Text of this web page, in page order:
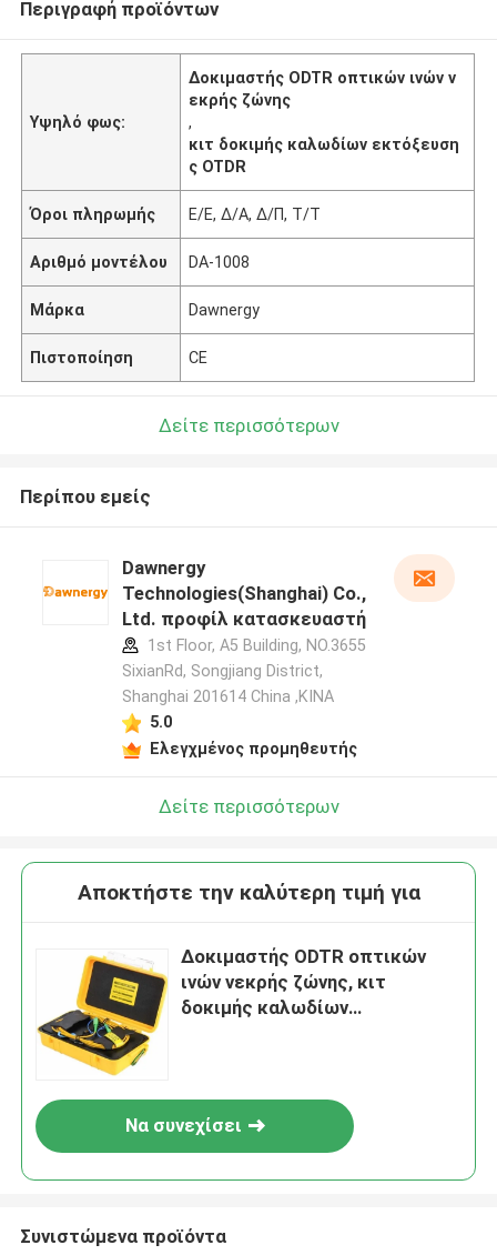
Περιγραφή προϊόντων
Υψηλό φως:
Δοκιμαστής ODTR οπτικών ινών ν
εκρής ζώνης
,
κιτ δοκιμής καλωδίων εκτόξευση
ς OTDR
Όροι πληρωμής Ε/Ε, Δ/Α, Δ/Π, Τ/Τ
Αριθμό μοντέλου DA-1008
Μάρκα Dawnergy
Πιστοποίηση CE
Δείτε περισσότερων
Περίπου εμείς
Dawnergy
Technologies(Shanghai) Co.,
Ltd. προφίλ κατασκευαστή
1st Floor, A5 Building, NO.3655
SixianRd, Songjiang District,
Shanghai 201614 China ,ΚΙΝΑ
5.0
Ελεγχμένος προμηθευτής
Δείτε περισσότερων
Αποκτήστε την καλύτερη τιμή για
Δοκιμαστής ODTR οπτικών
ινών νεκρής ζώνης, κιτ
δοκιμής καλωδίων
Να συνεχίσει
Συνιστώμενα προϊόντα